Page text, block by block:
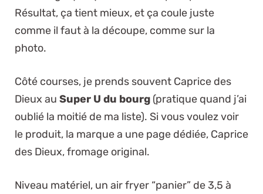
Résultat, ça tient mieux, et ça coule juste
comme il faut à la découpe, comme sur la
photo.
Côté courses, je prends souvent Caprice des
Dieux au Super U du bourg (pratique quand j’ai
oublié la moitié de ma liste). Si vous voulez voir
le produit, la marque a une page dédiée, Caprice
des Dieux, fromage original.
Niveau matériel, un air fryer “panier” de 3,5 à